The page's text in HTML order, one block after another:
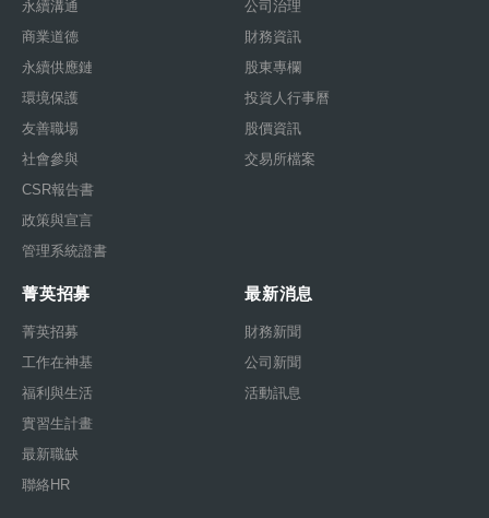
永續溝通
商業道德
永續供應鏈
環境保護
友善職場
社會參與
CSR報告書
政策與宣言
管理系統證書
公司治理
財務資訊
股東專欄
投資人行事曆
股價資訊
交易所檔案
菁英招募
菁英招募
工作在神基
福利與生活
實習生計畫
最新職缺
聯絡HR
最新消息
財務新聞
公司新聞
活動訊息